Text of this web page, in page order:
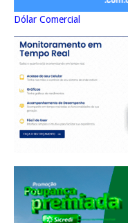
Dólar Comercial